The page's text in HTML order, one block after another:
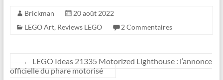
Brickman
20 août 2022
LEGO Art, Reviews LEGO 2 Commentaires
←
LEGO Ideas 21335 Motorized Lighthouse : l’annonce
officielle du phare motorisé